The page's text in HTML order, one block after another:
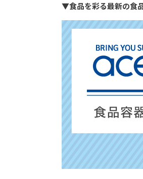
▼食品を彩る最新の食